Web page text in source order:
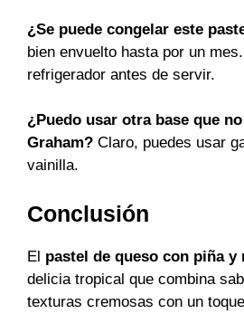
¿Se puede congelar este
bien envuelto hasta por un
refrigerador antes de servir.
¿Puedo usar otra base que
Graham? Claro, puedes usar
vainilla.
Conclusión
El pastel de queso con piña y
delicia tropical que combina
texturas cremosas con un